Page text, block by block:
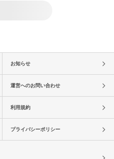
お知らせ
運営へのお問い合わせ
利用規約
プライバシーポリシー